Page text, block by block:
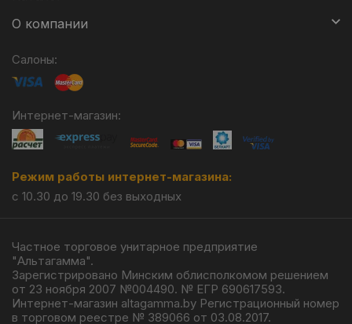
О компании
Салоны:
Интернет-магазин:
Режим работы интернет-магазина:
с 10.30 до 19.30 без выходных
Частное торговое унитарное предприятие
"Альтагамма".
Зарегистрировано Минским облисполкомом решением
от 23 ноября 2007 №004490. № ЕГР 690617593.
Интернет-магазин altagamma.by Регистрационный номер
в торговом реестре № 389066 от 03.08.2017.